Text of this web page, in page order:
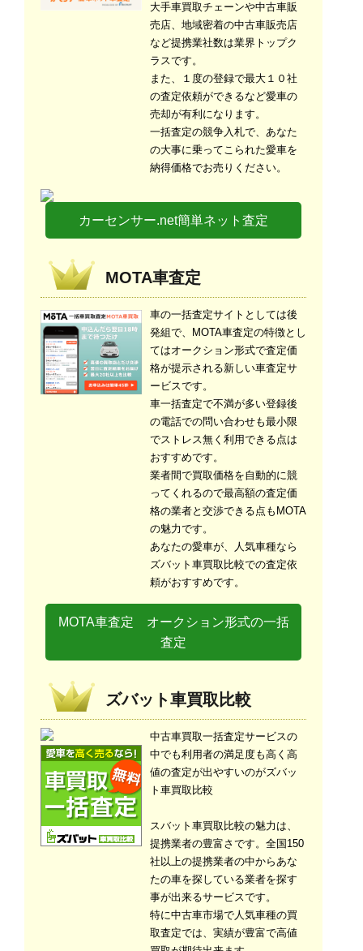
大手車買取チェーンや中古車販
売店、地域密着の中古車販売店
など提携業社数は業界トップク
ラスです。
また、１度の登録で最大１０社
の査定依頼ができるなど愛車の
売却が有利になります。
一括査定の競争入札で、あなた
の大事に乗ってこられた愛車を
納得価格でお売りください。
カーセンサー.net簡単ネット査定
MOTA車査定
車の一括査定サイトとしては後
発組で、MOTA車査定の特徴とし
てはオークション形式で査定価
格が提示される新しい車査定サ
ービスです。
車一括査定で不満が多い登録後
の電話での問い合わせも最小限
でストレス無く利用できる点は
おすすめです。
業者間で買取価格を自動的に競
ってくれるので最高額の査定価
格の業者と交渉できる点もMOTA
の魅力です。
あなたの愛車が、人気車種なら
ズバット車買取比較での査定依
頼がおすすめです。
MOTA車査定 オークション形式の一括
査定
ズバット車買取比較
中古車買取一括査定サービスの
中でも利用者の満足度も高く高
値の査定が出やすいのがズバッ
ト車買取比較
スバット車買取比較の魅力は、
提携業者の豊富さです。全国150
社以上の提携業者の中からあな
たの車を探している業者を探す
事が出来るサービスです。
特に中古車市場で人気車種の買
取査定では、実績が豊富で高値